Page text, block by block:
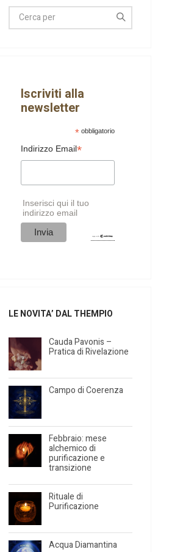
Iscriviti alla
newsletter
*obbligatorio
Indirizzo Email*
Inserisci qui il tuo
indirizzo email
LE NOVITA’ DAL THEMPIO
Cauda Pavonis –
Pratica di Rivelazione
Campo di Coerenza
Febbraio: mese
alchemico di
purificazione e
transizione
Rituale di
Purificazione
Acqua Diamantina